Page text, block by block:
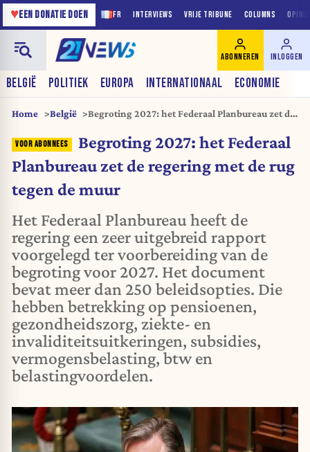
FR INTERVIEWS VRIJE TRIBUNE COLUMNS
♥EEN DONATIE DOEN
BELGIË POLITIEK EUROPA INTERNATIONAAL ECONOMIE
ABONNEREN INLOGGEN
Home België
Begroting 2027: het Federaal Planbureau zet de
Begroting 2027: het Federaal
Planbureau zet de regering met de rug
tegen de muur
Het Federaal Planbureau heeft de
regering een zeer uitgebreid rapport
voorgelegd ter voorbereiding van de
begroting voor 2027. Het document
bevat meer dan 250 beleidsopties. Die
hebben betrekking op pensioenen,
gezondheidszorg, ziekte- en
invaliditeitsuitkeringen, subsidies,
vermogensbelasting, btw en
belastingvoordelen.